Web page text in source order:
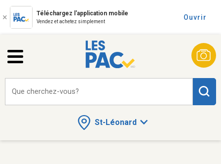
Téléchargez l'application mobile
Vendez et achetez simplement
Ouvrir
St-Léonard
Que cherchez-vous?